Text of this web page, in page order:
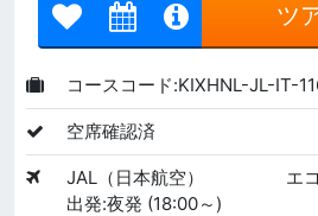
ツ
コースコード:KIXHNL-JL-IT-
空席確認済
JAL（日本航空）
エ
出発:夜発 (18:00～)